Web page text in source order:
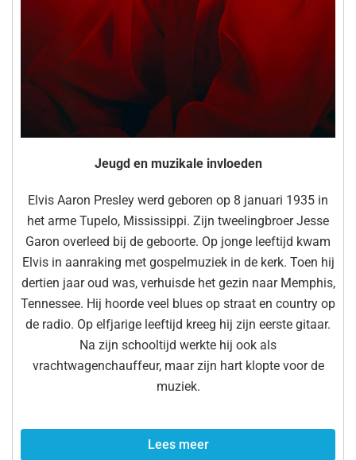
Jeugd en muzikale invloeden
Elvis Aaron Presley werd geboren op 8 januari 1935 in
het arme Tupelo, Mississippi. Zijn tweelingbroer Jesse
Garon overleed bij de geboorte. Op jonge leeftijd kwam
Elvis in aanraking met gospelmuziek in de kerk. Toen hij
dertien jaar oud was, verhuisde het gezin naar Memphis,
Tennessee. Hij hoorde veel blues op straat en country op
de radio. Op elfjarige leeftijd kreeg hij zijn eerste gitaar.
Na zijn schooltijd werkte hij ook als
vrachtwagenchauffeur, maar zijn hart klopte voor de
muziek.
Lees meer